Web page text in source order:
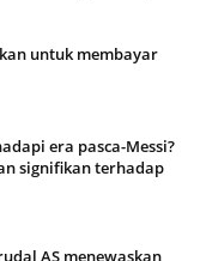
untuk membayar
era pasca-Messi?
signifikan terhadap
AS menewaskan